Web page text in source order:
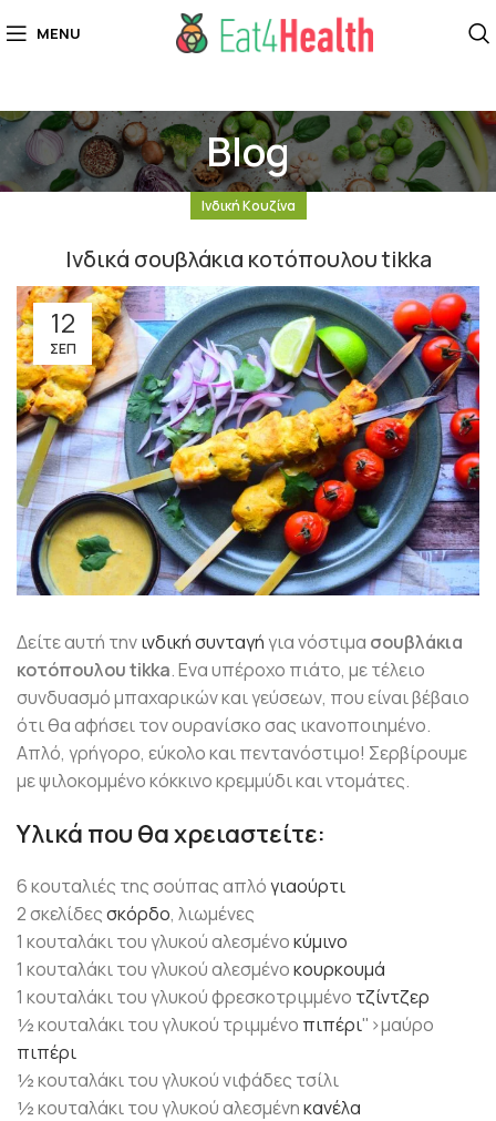
MENU
Blog
Ινδική Κουζίνα
Ινδικά σουβλάκια κοτόπουλου tikka
12
ΣΕΠ
Δείτε αυτή τηνινδική συνταγήγια νόστιμα σουβλάκια
κοτόπουλου tikka. Ενα υπέροχο πιάτο, με τέλειο
συνδυασμό μπαχαρικών και γεύσεων, που είναι βέβαιο
ότι θα αφήσει τον ουρανίσκο σας ικανοποιημένο.
Απλό, γρήγορο, εύκολο και πεντανόστιμο! Σερβίρουμε
με ψιλοκομμένο κόκκινο κρεμμύδι και ντομάτες.
Υλικά που θα χρειαστείτε:
6 κουταλιές της σούπας απλόγιαούρτι
2 σκελίδεςσκόρδο, λιωμένες
1 κουταλάκι του γλυκού αλεσμένοκύμινο
1 κουταλάκι του γλυκού αλεσμένοκουρκουμά
1 κουταλάκι του γλυκού φρεσκοτριμμένο τζίντζερ
½ κουταλάκι του γλυκού τριμμένο πιπέρι">μαύρο
πιπέρι
½ κουταλάκι του γλυκού νιφάδες τσίλι
½ κουταλάκι του γλυκού αλεσμένηκανέλα